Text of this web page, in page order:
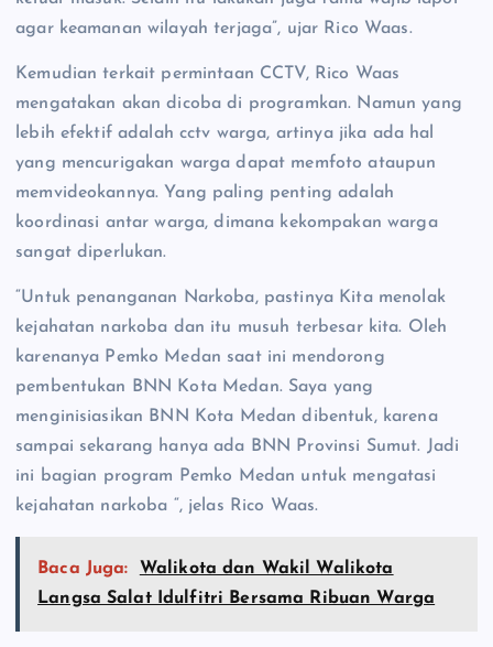
agar keamanan wilayah terjaga”, ujar Rico Waas.
Kemudian terkait permintaan CCTV, Rico Waas
mengatakan akan dicoba di programkan. Namun yang
lebih efektif adalah cctv warga, artinya jika ada hal
yang mencurigakan warga dapat memfoto ataupun
memvideokannya. Yang paling penting adalah
koordinasi antar warga, dimana kekompakan warga
sangat diperlukan.
“Untuk penanganan Narkoba, pastinya Kita menolak
kejahatan narkoba dan itu musuh terbesar kita. Oleh
karenanya Pemko Medan saat ini mendorong
pembentukan BNN Kota Medan. Saya yang
menginisiasikan BNN Kota Medan dibentuk, karena
sampai sekarang hanya ada BNN Provinsi Sumut. Jadi
ini bagian program Pemko Medan untuk mengatasi
kejahatan narkoba “, jelas Rico Waas.
Baca Juga:
Walikota dan Wakil Walikota
Langsa Salat Idulfitri Bersama Ribuan Warga